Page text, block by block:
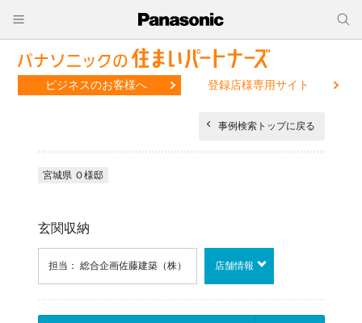
ビジネスのお客様へ 登録店様専用サイト
事例検索トップに戻る
宮城県 Ｏ様邸
玄関収納
担当： 総合企画佐藤建築（株） 店舗情報